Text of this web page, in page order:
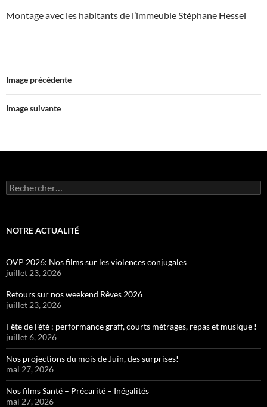
Montage avec les habitants de l’immeuble Stéphane Hessel
Image précédente
Image suivante
Rechercher :
NOTRE ACTUALITÉ
OVP 2026: Nos films sur les violences conjugales
juillet 23, 2026
Retours sur nos weekend Rêves 2026
juillet 23, 2026
Fête de l’été : performance graff, courts métrages, repas et musique !
juillet 6, 2026
Nos projections du mois de Juin, des surprises!
mai 27, 2026
Nos films Santé – Précarité – Inégalités
mai 27, 2026